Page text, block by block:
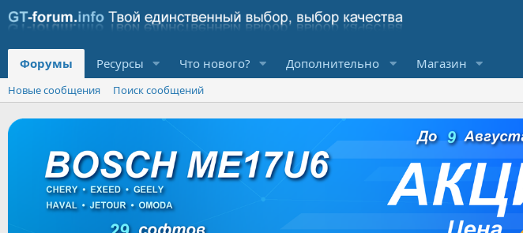
Форумы Ресурсы Что нового? Дополнительно Магазин
Новые сообщения Поиск сообщений